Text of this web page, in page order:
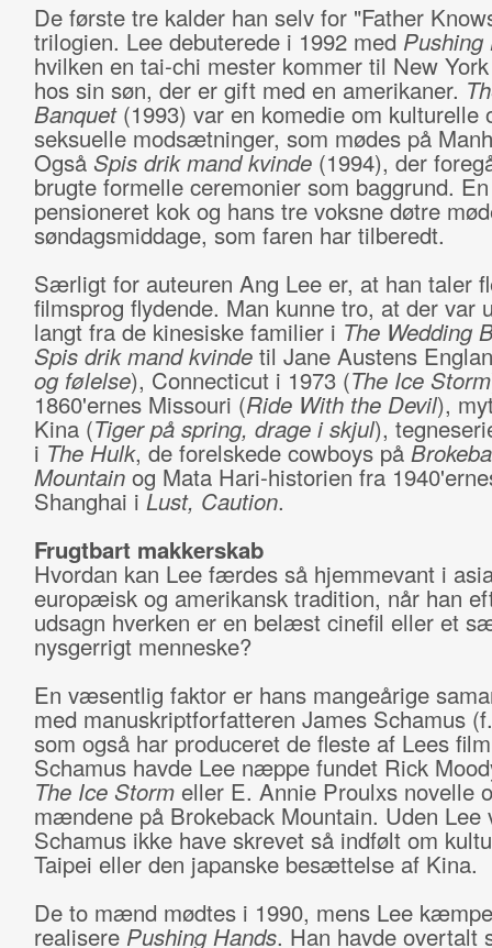
De første tre kalder han selv for "Father
trilogien. Lee debuterede i 1992 med Pushing
hvilken en tai-chi mester kommer til New
hos sin søn, der er gift med en amerikaner.
Banquet (1993) var en komedie om kulturelle
seksuelle modsætninger, som mødes på
Også Spis drik mand kvinde (1994), der
brugte formelle ceremonier som baggrund. En
pensioneret kok og hans tre voksne døtre
søndagsmiddage, som faren har tilberedt.
Særligt for auteuren Ang Lee er, at han taler
filmsprog flydende. Man kunne tro, at der var
langt fra de kinesiske familier i The Wedding
Spis drik mand kvindetil Jane Austens
og følelse), Connecticut i 1973 (The Ice Storm
1860'ernes Missouri (Ride With the Devil),
Kina (Tiger på spring, drage i skjul),
i The Hulk, de forelskede cowboys på
Mountainog Mata Hari-historien fra
Shanghai i Lust, Caution.
Frugtbart makkerskab
Hvordan kan Lee færdes så hjemmevant i
europæisk og amerikansk tradition, når han
udsagn hverken er en belæst cinefil eller et
nysgerrigt menneske?
En væsentlig faktor er hans mangeårige
med manuskriptforfatteren James Schamus
som også har produceret de fleste af Lees
Schamus havde Lee næppe fundet Rick
The Ice Stormeller E. Annie Proulxs novelle
mændene på Brokeback Mountain. Uden Lee
Schamus ikke have skrevet så indfølt om
Taipei eller den japanske besættelse af Kina.
De to mænd mødtes i 1990, mens Lee
realisere Pushing Hands. Han havde overtalt